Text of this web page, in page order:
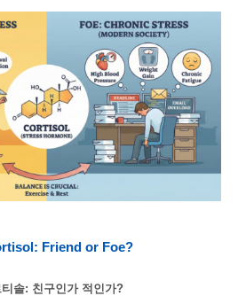
Friend or Foe?
솔: 친구인가 적인가?